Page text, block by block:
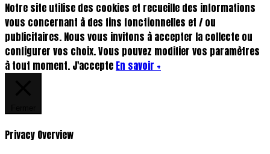
Notre site utilise des cookies et recueille des informations
vous concernant à des fins fonctionnelles et / ou
publicitaires. Nous vous invitons à accepter la collecte ou
configurer vos choix. Vous pouvez modifier vos paramètres
à tout moment. J'accepte En savoir +
Privacy Overview